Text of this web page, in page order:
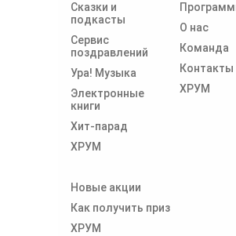
Сказки и
подкасты
Сервис
поздравлений
Ура! Музыка
Электронные
книги
Хит-парад
ХРУМ
О нас
Команда
Контакты
ХРУМ
Новые акции
Как получить приз
ХРУМ